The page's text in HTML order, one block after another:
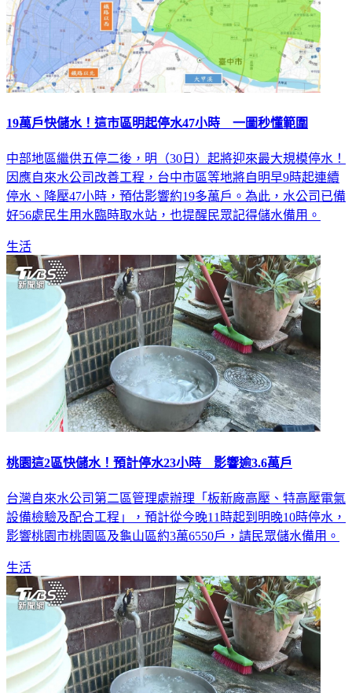
19萬戶快儲水！這市區明起停水47小時 一圖秒懂範圍
中部地區繼供五停二後，明（30日）起將迎來最大規模停水！
因應自來水公司改善工程，台中市區等地將自明早9時起連續
停水、降壓47小時，預估影響約19多萬戶。為此，水公司已備
好56處民生用水臨時取水站，也提醒民眾記得儲水備用。
生活
桃園這2區快儲水！預計停水23小時 影響逾3.6萬戶
台灣自來水公司第二區管理處辦理「板新廠高壓、特高壓電氣
設備檢驗及配合工程」，預計從今晚11時起到明晚10時停水，
影響桃園市桃園區及龜山區約3萬6550戶，請民眾儲水備用。
生活